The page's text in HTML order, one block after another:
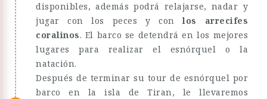
disponibles, además podrá relajarse, nadar y
jugar con los peces y conlos arrecifes
coralinos. El barco se detendrá en los mejores
lugares para realizar el esnórquel o la
natación.
Después de terminar su tour de esnórquel por
barco en la isla de Tiran, le llevaremos